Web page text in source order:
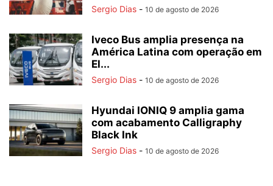
Sergio Dias - 10 de agosto de 2026
Iveco Bus amplia presença na
América Latina com operação em
El...
Sergio Dias - 10 de agosto de 2026
Hyundai IONIQ 9 amplia gama
com acabamento Calligraphy
Black Ink
Sergio Dias - 10 de agosto de 2026